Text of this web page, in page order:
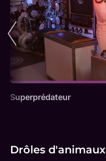
Superprédateur
Drôles d'animaux